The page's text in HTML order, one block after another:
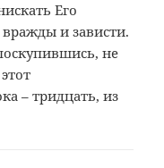
Его
вражды и зависти.
не
– тридцать, из